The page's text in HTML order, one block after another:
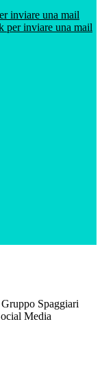
inviare una mail
per inviare una mail
Spaggiari
Media